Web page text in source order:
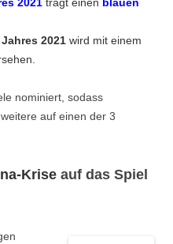
2021 trägt einen blauen
2021 wird mit einem
nominiert, sodass
auf einen der 3
Krise auf das Spiel